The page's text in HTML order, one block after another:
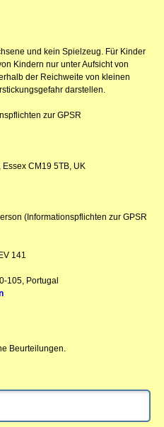
und kein Spielzeug. Für Kinder
Kindern nur unter Aufsicht von
der Reichweite von kleinen
darstellen.
zur GPSR
CM19 5TB, UK
(Informationspflichten zur GPSR
141
105, Portugal
Beurteilungen.